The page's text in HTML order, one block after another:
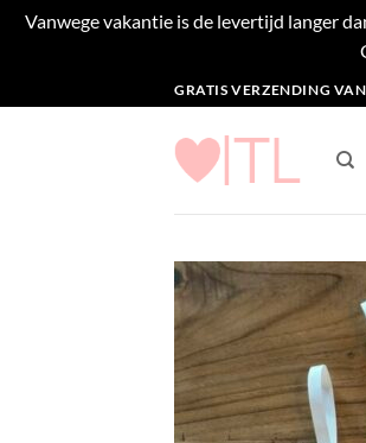
Vanwege vakantie is de levertijd langer
naar
GRATIS VERZENDING